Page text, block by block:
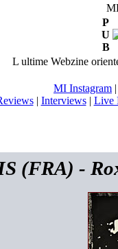
P
U
B
L ultime Webzine
MI Instagram
| Interviews| Live
(FRA) -